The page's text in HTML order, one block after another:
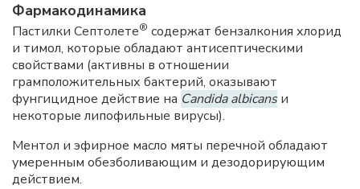
Фармакодинамика
Пастилки Септолете® содержат бензалкония хлорид
и тимол, которые обладают антисептическими
свойствами (активны в отношении
грамположительных бактерий, оказывают
фунгицидное действие на Candida albicansи
некоторые липофильные вирусы).
Ментол и эфирное масло мяты перечной обладают
умеренным обезболивающим и дезодорирующим
действием.